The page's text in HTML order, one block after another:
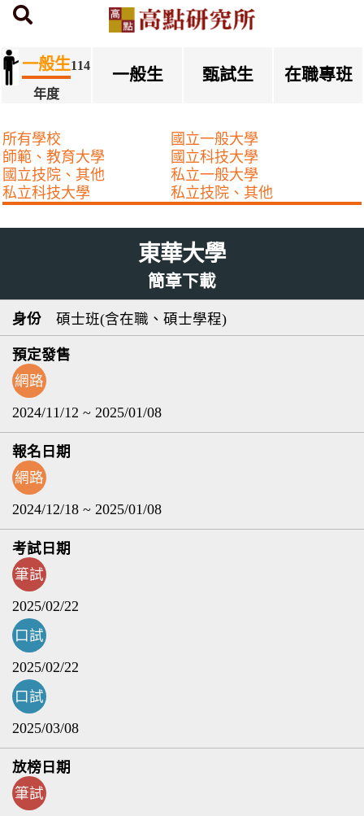
首頁 研究所簡章下載
一般生114
年度
一般生 甄試生 在職專班
所有學校
國立一般大學
師範、教育大學
國立科技大學
國立技院、其他
私立一般大學
私立科技大學
私立技院、其他
東華大學
簡章下載
碩士班(含在職、碩士學程)
網路
2024/11/12 ~ 2025/01/08
網路
2024/12/18 ~ 2025/01/08
筆試
2025/02/22
口試
2025/02/22
口試
2025/03/08
筆試